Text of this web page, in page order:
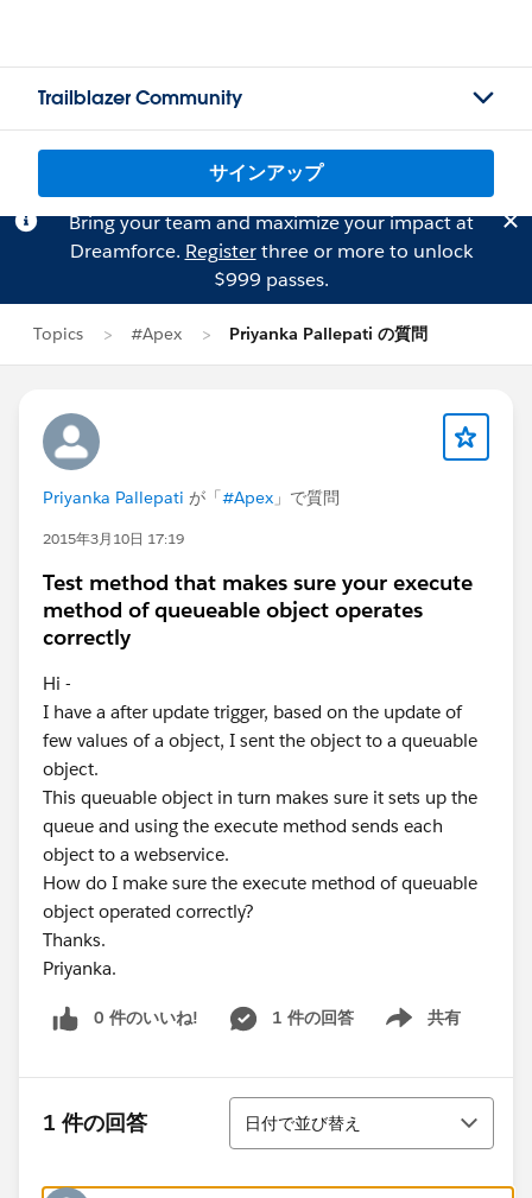
Trailblazer Community
サインアップ
Bring your team and maximize your impact at
Dreamforce. Registerthree or more to unlock
$999 passes.
Topics #Apex Priyanka Pallepati の質問
Priyanka Pallepati が「#Apex 」で質問
2015年3月10日 17:19
Test method that makes sure your execute
method of queueable object operates
correctly
Hi -
I have a after update trigger, based on the update of
few values of a object, I sent the object to a queuable
object.
This queuable object in turn makes sure it sets up the
queue and using the execute method sends each
object to a webservice.
How do I make sure the execute method of queuable
object operated correctly?
Thanks.
Priyanka.
0 件のいいね! 1 件の回答 共有
Show menu
1 件の回答
並び替え
日付で並び替え